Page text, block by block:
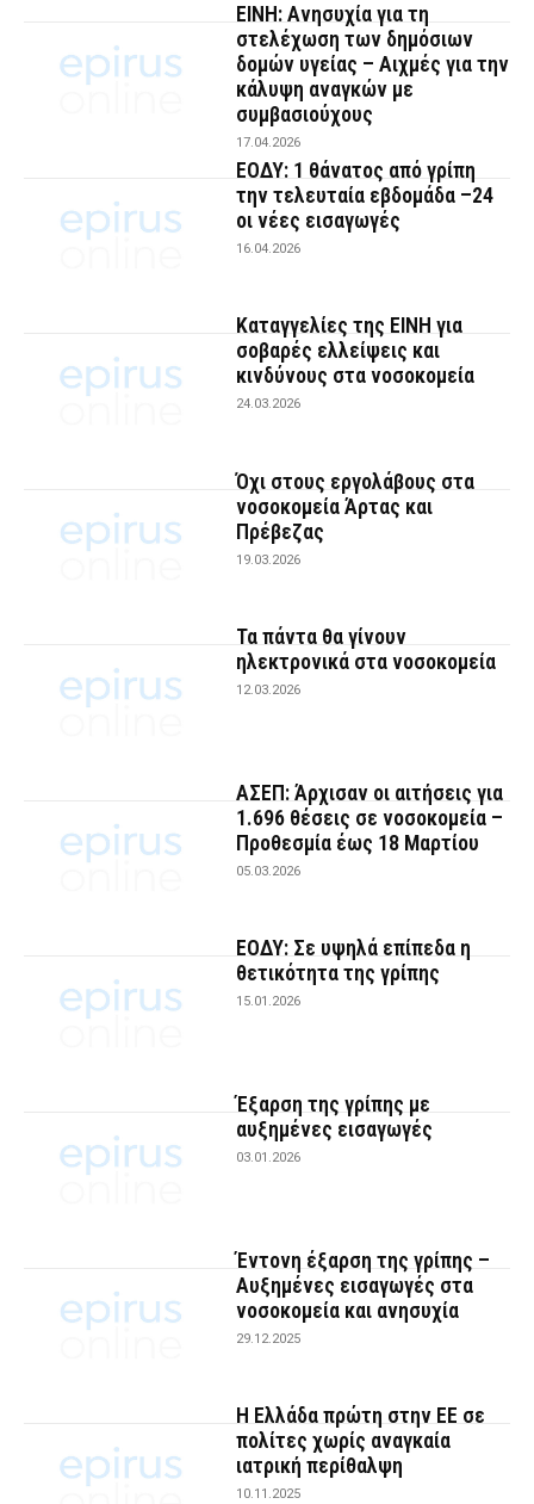
ΕΙΝΗ: Ανησυχία για τη
στελέχωση των δημόσιων
δομών υγείας – Αιχμές για την
κάλυψη αναγκών με
συμβασιούχους
17.04.2026
ΕΟΔΥ: 1 θάνατος από γρίπη
την τελευταία εβδομάδα –24
οι νέες εισαγωγές
16.04.2026
Καταγγελίες της ΕΙΝΗ για
σοβαρές ελλείψεις και
κινδύνους στα νοσοκομεία
24.03.2026
Όχι στους εργολάβους στα
νοσοκομεία Άρτας και
Πρέβεζας
19.03.2026
Τα πάντα θα γίνουν
ηλεκτρονικά στα νοσοκομεία
12.03.2026
ΑΣΕΠ: Άρχισαν οι αιτήσεις για
1.696 θέσεις σε νοσοκομεία –
Προθεσμία έως 18 Μαρτίου
05.03.2026
ΕΟΔΥ: Σε υψηλά επίπεδα η
θετικότητα της γρίπης
15.01.2026
Έξαρση της γρίπης με
αυξημένες εισαγωγές
03.01.2026
Έντονη έξαρση της γρίπης –
Αυξημένες εισαγωγές στα
νοσοκομεία και ανησυχία
29.12.2025
Η Ελλάδα πρώτη στην ΕΕ σε
πολίτες χωρίς αναγκαία
ιατρική περίθαλψη
10.11.2025